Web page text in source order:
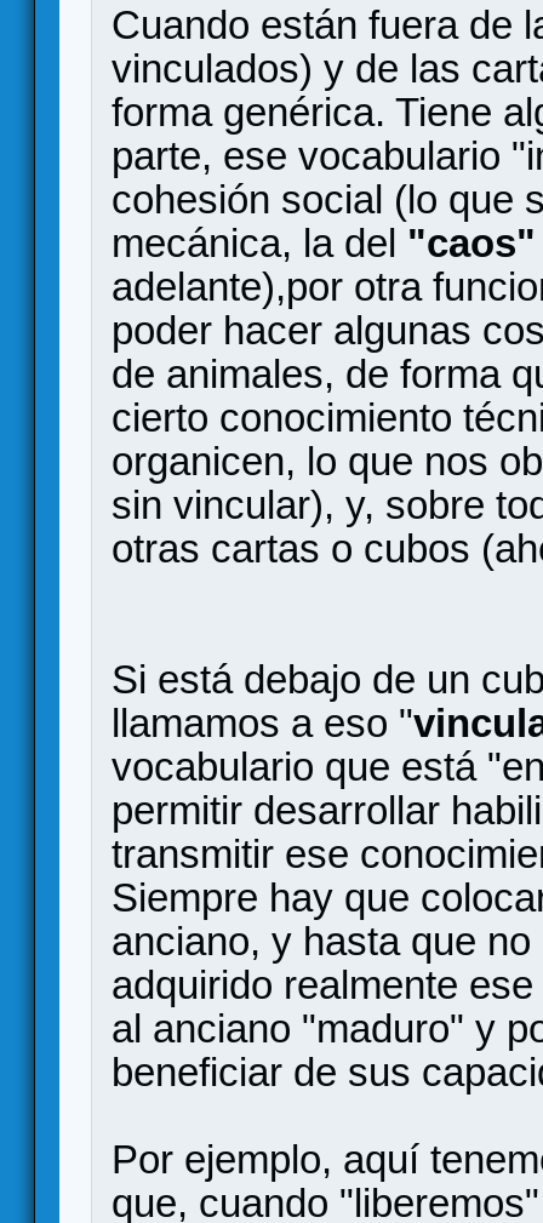
Cuando están fuera de
vinculados) y de las
forma genérica. Tiene
parte, ese vocabulario
cohesión social (lo que
mecánica, la del "caos"
adelante),por otra
poder hacer algunas
de animales, de forma
cierto conocimiento
organicen, lo que nos
sin vincular), y, sobre
otras cartas o cubos
Si está debajo de un
llamamos a eso "
vocabulario que está
permitir desarrollar
transmitir ese
Siempre hay que
anciano, y hasta que
adquirido realmente
al anciano "maduro" y
beneficiar de sus
Por ejemplo, aquí
que, cuando